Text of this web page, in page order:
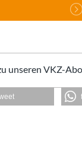
unseren VKZ-